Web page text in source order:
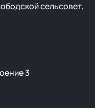
сельсовет,
3